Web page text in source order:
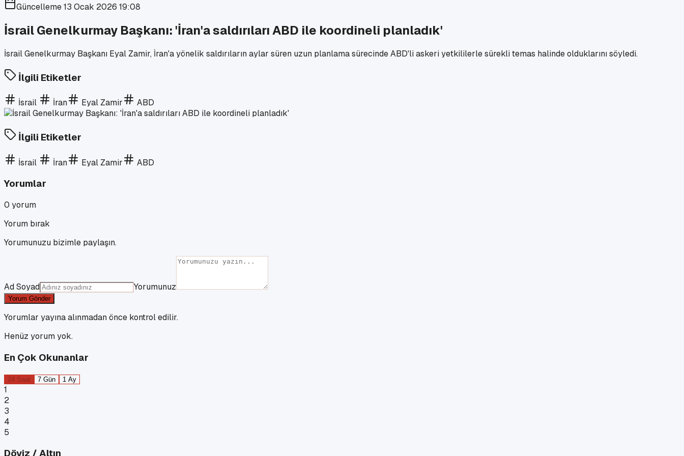
Güncelleme13 Ocak 2026 19:08
İsrail Genelkurmay Başkanı: 'İran'a saldırıları ABD ile koordineli planladık'
İsrail Genelkurmay Başkanı Eyal Zamir, İran'a yönelik saldırıların aylar süren uzun planlama sürecinde ABD'li askeri yetkililerle sürekli temas halinde olduklarını söyledi.
İlgili Etiketler
İsrail İran Eyal Zamir ABD
İlgili Etiketler
İsrail İran Eyal Zamir ABD
Yorumlar
0 yorum
Yorum bırak
Yorumunuzu bizimle paylaşın.
Ad Soyad Yorumunuz
Yorum Gönder
Yorumlar yayına alınmadan önce kontrol edilir.
Henüz yorum yok.
En Çok Okunanlar
24 Saat 7 Gün 1 Ay
1
2
3
4
5
Döviz / Altın